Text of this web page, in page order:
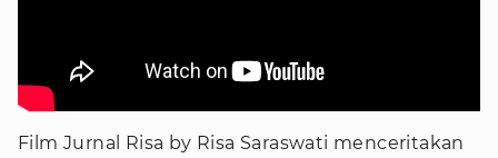
Film Jurnal Risa by Risa Saraswati menceritakan